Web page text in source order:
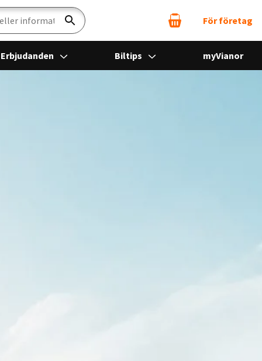
Sök För företag
Erbjudanden Biltips myVianor